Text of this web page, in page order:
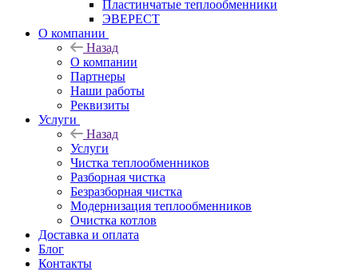
Пластинчатые теплообменники
ЭВЕРЕСТ
О компании
Назад
О компании
Партнеры
Наши работы
Реквизиты
Услуги
Назад
Услуги
Чистка теплообменников
Разборная чистка
Безразборная чистка
Модернизация теплообменников
Очистка котлов
Доставка и оплата
Блог
Контакты